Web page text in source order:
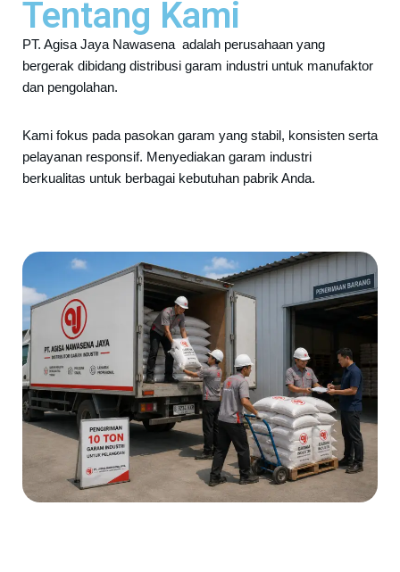
Tentang Kami
PT. Agisa Jaya Nawasena adalah perusahaan yang
bergerak dibidang distribusi garam industri untuk manufaktor
dan pengolahan.
Kami fokus pada pasokan garam yang stabil, konsisten serta
pelayanan responsif. Menyediakan garam industri
berkualitas untuk berbagai kebutuhan pabrik Anda.